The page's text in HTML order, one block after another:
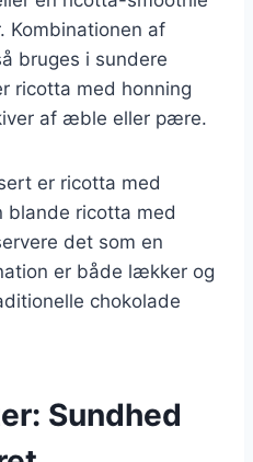
Kombinationen af
bruges i sundere
ricotta med honning
af æble eller pære.
er ricotta med
blande ricotta med
det som en
er både lækker og
chokolade
Sundhed